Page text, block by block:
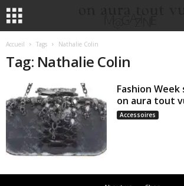
Accueil Tags Nathalie Colin
Tag: Nathalie Colin
Fashion Week
on aura tout
Accessoires